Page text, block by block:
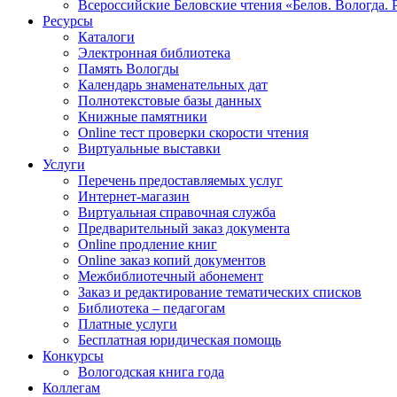
Всероссийские Беловские чтения «Белов. Вологда.
Ресурсы
Каталоги
Электронная библиотека
Память Вологды
Календарь знаменательных дат
Полнотекстовые базы данных
Книжные памятники
Online тест проверки скорости чтения
Виртуальные выставки
Услуги
Перечень предоставляемых услуг
Интернет-магазин
Виртуальная справочная служба
Предварительный заказ документа
Online продление книг
Online заказ копий документов
Межбиблиотечный абонемент
Заказ и редактирование тематических списков
Библиотека – педагогам
Платные услуги
Бесплатная юридическая помощь
Конкурсы
Вологодская книга года
Коллегам